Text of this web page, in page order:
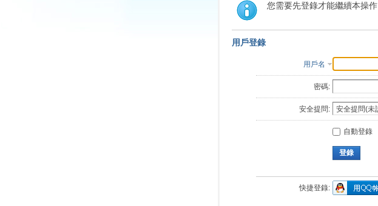
索
您需要先登錄才能繼續本操作
用戶登錄
用戶名
密碼:
安全提問:
自動登錄
登錄
快捷登錄: